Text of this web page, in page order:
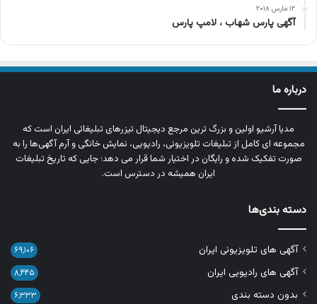
۱۲ مارس ۲۰۱۸
آگهی پارس شهاب ، لامپ پارس
درباره ما
مدیا آرشیو اولین و بزرگ‌ ترین مرجع دیجیتال تیزرهای تبلیغاتی ایران است که
مجموعه‌ ای کامل از تبلیغات تلویزیونی، رادیویی، نمایش خانگی و آرم‌ آگهی‌ها را به‌
صورت تفکیک‌ شده و رایگان در اختیار شما قرار می‌ دهد؛ جایی که تاریخ تبلیغات
ایران همیشه در دسترس است.
دسته بندی‌ها
آگهی های تلویزیونی ایران ۶۹,۱۰۶
آگهی های رادیویی ایران ۸,۴۴۵
بدون دسته بندی ۶,۳۳۳